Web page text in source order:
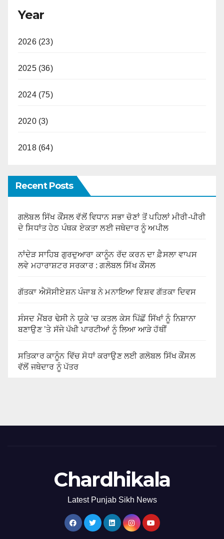
Year
2026 (23)
2025 (36)
2024 (75)
2020 (3)
2018 (64)
Recent Posts
ਗਲੋਬਲ ਸਿੱਖ ਕੌਂਸਲ ਵੱਲੋਂ ਵਿਧਾਨ ਸਭਾ ਚੋਣਾਂ ਤੋਂ ਪਹਿਲਾਂ ਮੀਰੀ-ਪੀਰੀ
ਦੇ ਸਿਧਾਂਤ ਹੇਠ ਪੰਥਕ ਏਕਤਾ ਲਈ ਜਥੇਦਾਰ ਨੂੰ ਅਪੀਲ
ਨਾਂਦੇੜ ਸਾਹਿਬ ਗੁਰਦੁਆਰਾ ਕਾਨੂੰਨ ਰੱਦ ਕਰਨ ਦਾ ਫ਼ੈਸਲਾ ਵਾਪਸ
ਲਵੇ ਮਹਾਰਾਸ਼ਟਰ ਸਰਕਾਰ : ਗਲੋਬਲ ਸਿੱਖ ਕੌਂਸਲ
ਗੱਤਕਾ ਐਸੋਸੀਏਸ਼ਨ ਪੰਜਾਬ ਨੇ ਮਨਾਇਆ ਵਿਸ਼ਵ ਗੱਤਕਾ ਦਿਵਸ
ਸੰਸਦ ਮੈਂਬਰ ਢੇਸੀ ਨੇ ਯੂਕੇ ‘ਚ ਕਤਲ ਕੇਸ ਪਿੱਛੋਂ ਸਿੱਖਾਂ ਨੂੰ ਨਿਸ਼ਾਨਾ
ਬਣਾਉਣ ’ਤੇ ਸੱਜੇ ਪੱਖੀ ਪਾਰਟੀਆਂ ਨੂੰ ਲਿਆ ਆੜੇ ਹੱਥੀਂ
ਸਤਿਕਾਰ ਕਾਨੂੰਨ ਵਿੱਚ ਸੋਧਾਂ ਕਰਾਉਣ ਲਈ ਗਲੋਬਲ ਸਿੱਖ ਕੌਂਸਲ
ਵੱਲੋਂ ਜਥੇਦਾਰ ਨੂੰ ਪੱਤਰ
Chardhikala
Latest Punjab Sikh News